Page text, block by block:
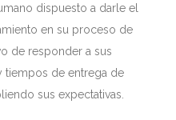
dispuesto a darle el
en su proceso de
de responder a sus
tiempos de entrega de
sus expectativas.